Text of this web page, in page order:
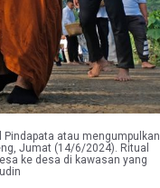
atau mengumpulkan
Jumat (14/6/2024). Ritual
ke desa di kawasan yang